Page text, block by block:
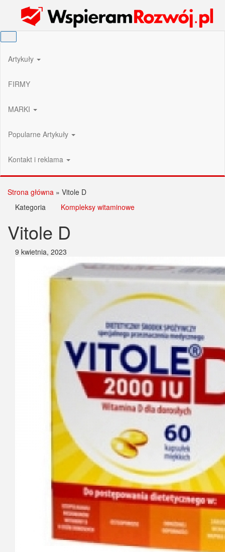
Wspieram Rozwój PL
Artykuły
FIRMY
MARKI
Popularne Artykuły
Kontakt i reklama
Strona główna » Vitole D
Kategoria
Kompleksy witaminowe
Vitole D
9 kwietnia, 2023